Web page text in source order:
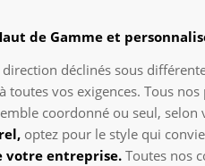
de Gamme et
déclinés sous
toutes vos exigences. Tous
coordonné ou seul, selon
optez pour le style qui
votre entreprise.Toutes nos